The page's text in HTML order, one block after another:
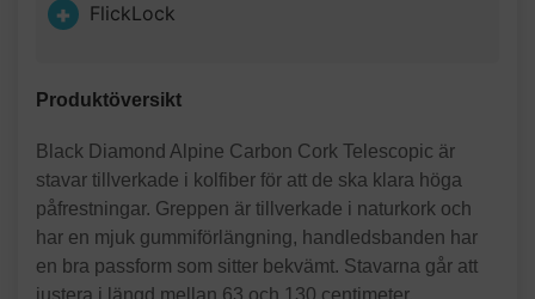
FlickLock
Produktöversikt
Black Diamond Alpine Carbon Cork Telescopic är
stavar tillverkade i kolfiber för att de ska klara höga
påfrestningar. Greppen är tillverkade i naturkork och
har en mjuk gummiförlängning, handledsbanden har
en bra passform som sitter bekvämt. Stavarna går att